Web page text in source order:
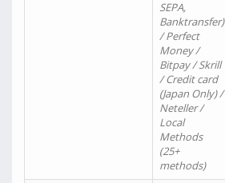
SEPA,
Banktransfer)
/ Perfect
Money /
Bitpay / Skrill
/ Credit card
(Japan Only) /
Neteller /
Local
Methods
(25+
methods)